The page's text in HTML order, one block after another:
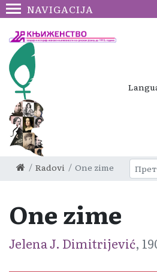
NAVIGACIJA
Radovi One zime
One zime
Jelena J. Dimitrijević,